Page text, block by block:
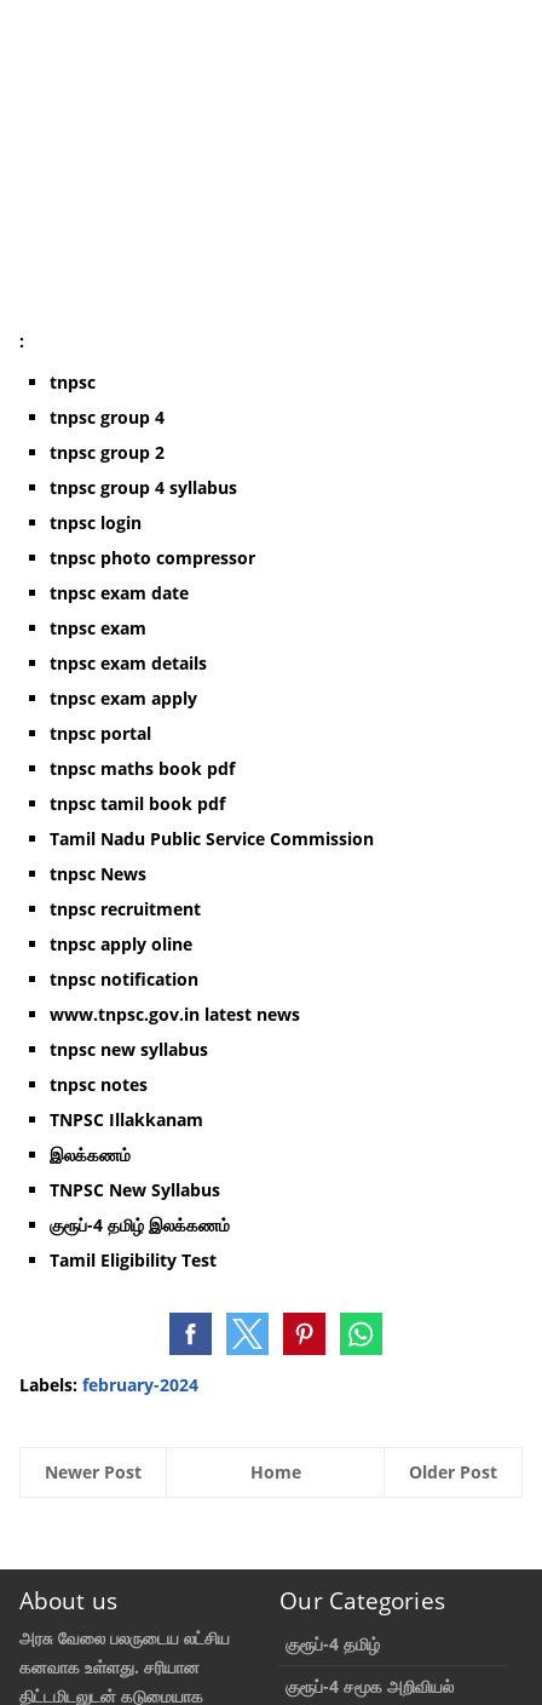
:
tnpsc
tnpsc group 4
tnpsc group 2
tnpsc group 4 syllabus
tnpsc login
tnpsc photo compressor
tnpsc exam date
tnpsc exam
tnpsc exam details
tnpsc exam apply
tnpsc portal
tnpsc maths book pdf
tnpsc tamil book pdf
Tamil Nadu Public Service Commission
tnpsc News
tnpsc recruitment
tnpsc apply oline
tnpsc notification
www.tnpsc.gov.in latest news
tnpsc new syllabus
tnpsc notes
TNPSC Illakkanam
இலக்கணம்
TNPSC New Syllabus
குரூப்-4 தமிழ் இலக்கணம்
Tamil Eligibility Test
Labels: february-2024
Newer Post Older Post
Home
About us
அரசு வேலை பலருடைய லட்சிய
கனவாக உள்ளது. சரியான
திட்டமிடலுடன் கடுமையாக
Our Categories
குரூப்-4 தமிழ்
குரூப்-4 சமூக அறிவியல்